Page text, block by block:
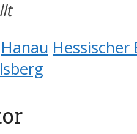
Hanau